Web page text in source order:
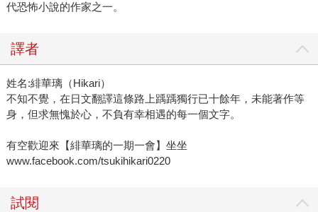
代恐怖小說的作家之一。
譯者
姓名:緋華璃（Hikari）
不知不覺，在日文翻譯這條路上踽踽獨行已十餘年，未能著作等
身，但求無愧於心，不負有幸相遇的每一個文字。
有空歡迎來【緋華璃的一期一會】坐坐
www.facebook.com/tsukihikari0220
試閱